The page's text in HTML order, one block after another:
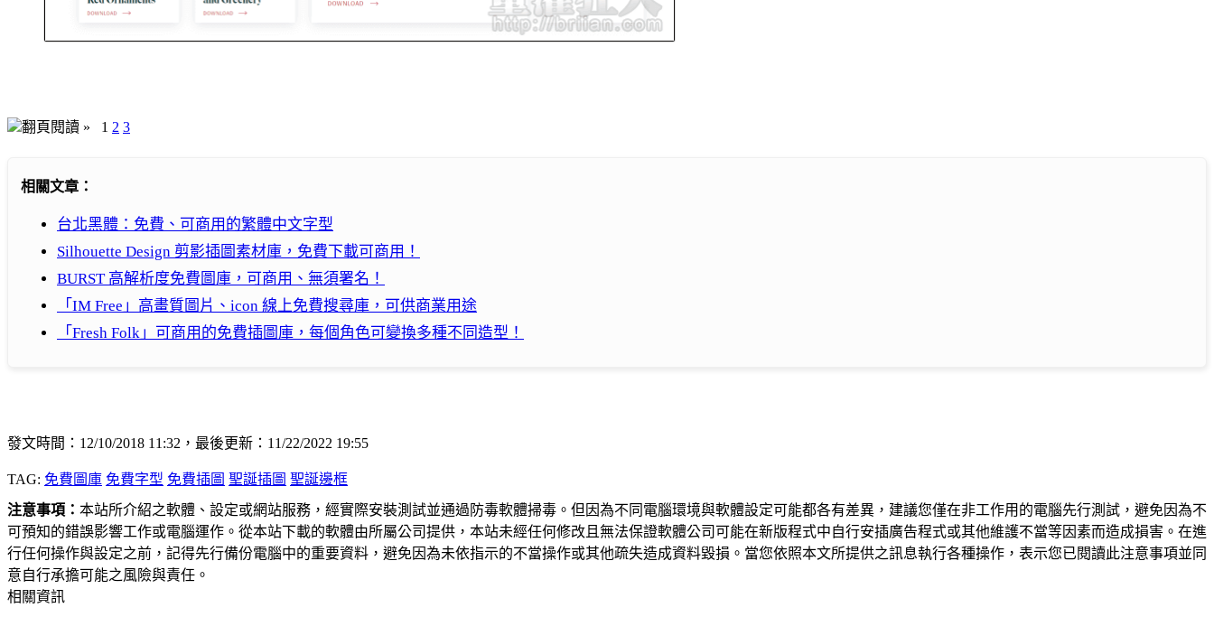
翻頁閱讀 » 1 2 3
相關文章：
台北黑體：免費、可商用的繁體中文字型
Silhouette Design 剪影插圖素材庫，免費下載可商用！
BURST 高解析度免費圖庫，可商用、無須署名！
「IM Free」高畫質圖片、icon 線上免費搜尋庫，可供商業用途
「Fresh Folk」可商用的免費插圖庫，每個角色可變換多種不同造型！
發文時間：12/10/2018 11:32，最後更新：11/22/2022 19:55
TAG: 免費圖庫 免費字型 免費插圖 聖誕插圖 聖誕邊框
注意事項： 本站所介紹之軟體、設定或網站服務，經實際安裝測試並通過防毒軟體掃毒。但因為不同電腦環境與軟體設定可能都各有差異，建議您僅在非工作用的電腦先行測試，避免因為不
可預知的錯誤影響工作或電腦運作。從本站下載的軟體由所屬公司提供，本站未經任何修改且無法保證軟體公司可能在新版程式中自行安插廣告程式或其他維護不當等因素而造成損害。在進
行任何操作與設定之前，記得先行備份電腦中的重要資料，避免因為未依指示的不當操作或其他疏失造成資料毀損。當您依照本文所提供之訊息執行各種操作，表示您已閱讀此注意事項並同
意自行承擔可能之風險與責任。
相關資訊